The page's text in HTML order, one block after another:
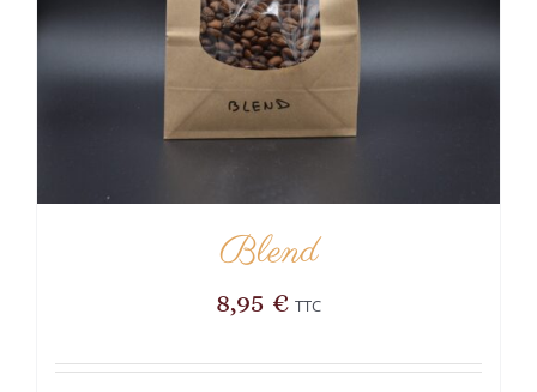
Blend
8,95 € TTC